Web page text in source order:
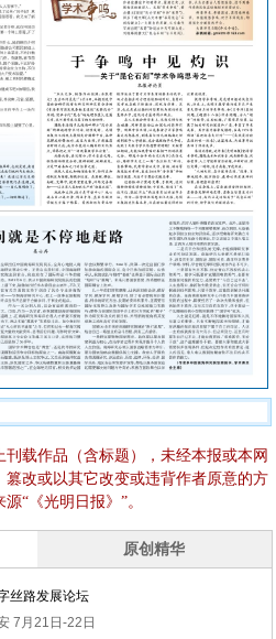
载作品（含标题），未经本报或本网
改或以其它改变或违背作者原意的方
“《光明日报》”。